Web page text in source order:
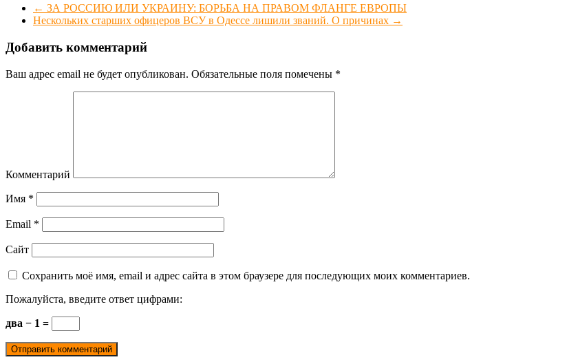
← ЗА РОССИЮ ИЛИ УКРАИНУ: БОРЬБА НА ПРАВОМ ФЛАНГЕ ЕВРОПЫ
Нескольких старших офицеров ВСУ в Одессе лишили званий. О причинах →
Добавить комментарий
Ваш адрес email не будет опубликован. Обязательные поля помечены *
Комментарий
Имя *
Email *
Сайт
Сохранить моё имя, email и адрес сайта в этом браузере для последующих моих комментариев.
Пожалуйста, введите ответ цифрами:
два − 1 =